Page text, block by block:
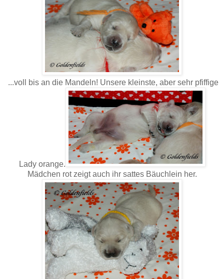
...voll bis an die Mandeln! Unsere kleinste, aber sehr pfiffige
Lady orange.
Mädchen rot zeigt auch ihr sattes Bäuchlein her.